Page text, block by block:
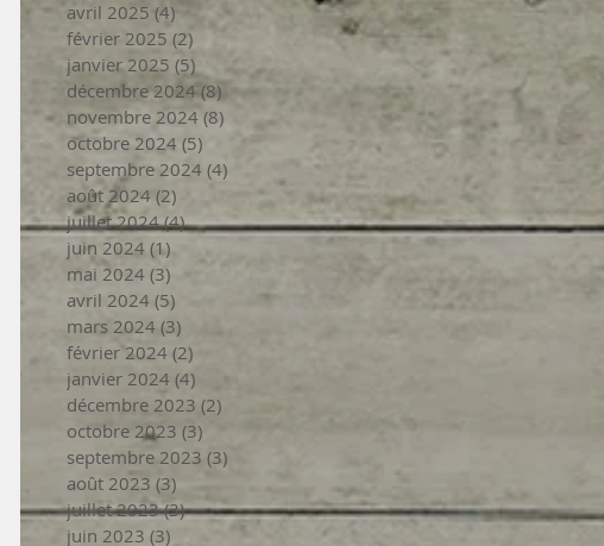
avril 2025 (4) 4 posts
février 2025 (2) 2 posts
janvier 2025 (5) 5 posts
décembre 2024 (8) 8 posts
novembre 2024 (8) 8 posts
octobre 2024 (5) 5 posts
septembre 2024 (4)
août 2024 (2)
juillet 2024 (4)4 posts
juin 2024 (1)
mai 2024 (3)
avril 2024 (5)
mars 2024 (3)
février 2024 (2)
janvier 2024 (4) 4 posts
décembre 2023 (2)
octobre 2023 (3)
septembre 2023 (3)
août 2023 (3)
juillet 2023 (3)3 posts
juin 2023 (3)